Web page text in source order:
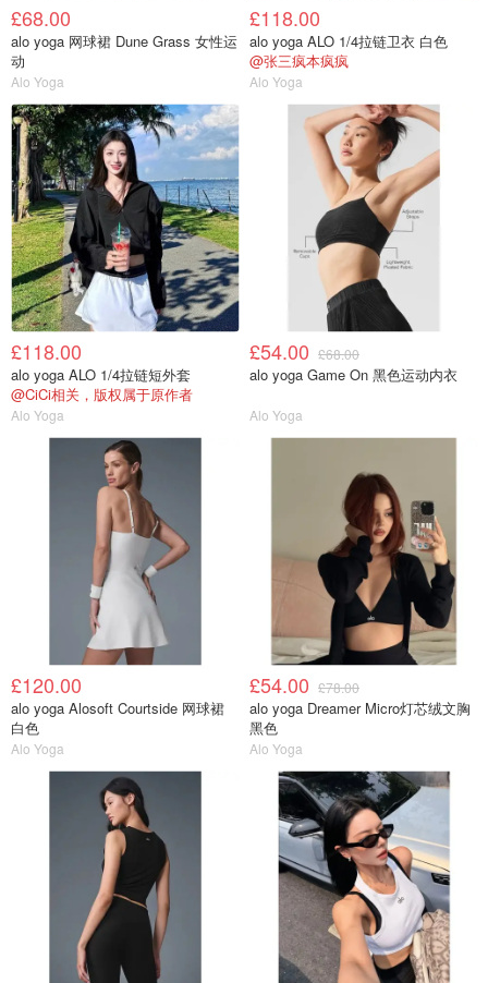
£68.00
alo yoga 网球裙 Dune Grass 女性运
动
Alo Yoga
£118.00
alo yoga ALO 1/4拉链卫衣 白色
@张三疯本疯疯
Alo Yoga
£118.00
alo yoga ALO 1/4拉链短外套
@CiCi相关，版权属于原作者
Alo Yoga
£54.00 £68.00
alo yoga Game On 黑色运动内衣
Alo Yoga
£120.00
alo yoga Alosoft Courtside 网球裙
白色
Alo Yoga
£54.00 £78.00
alo yoga Dreamer Micro灯芯绒文胸
黑色
Alo Yoga